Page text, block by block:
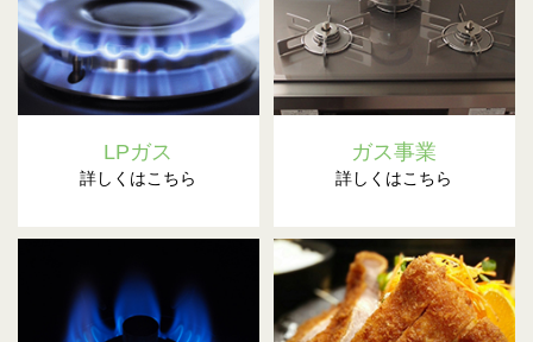
LPガス
詳しくはこちら
ガス事業
詳しくはこちら